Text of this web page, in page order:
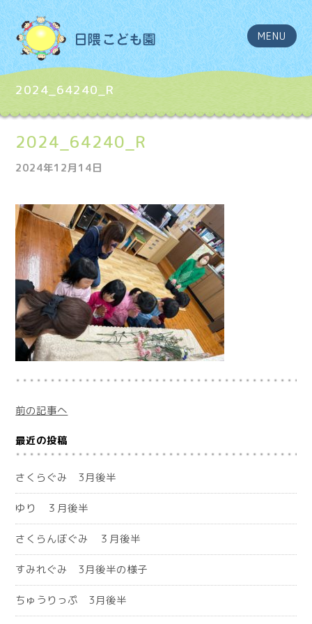
MENU
2024_64240_R
2024_64240_R
2024年12月14日
前の記事へ
最近の投稿
さくらぐみ 3月後半
ゆり ３月後半
さくらんぼぐみ ３月後半
すみれぐみ 3月後半の様子
ちゅうりっぷ 3月後半